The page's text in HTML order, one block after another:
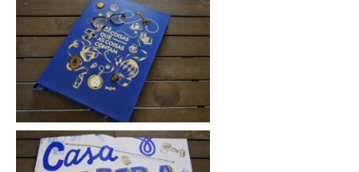
FARMÁCIA GOMES
FOTOGRAFIA TRIUNFO
FRANJARTE
LIVRARIA AILLAUD & LELLOS
LIVRARIA FERIN
ÓPTICA DO CHIADO/ RAMOS & SILVA /ANDRÉ
ÓPTICAS